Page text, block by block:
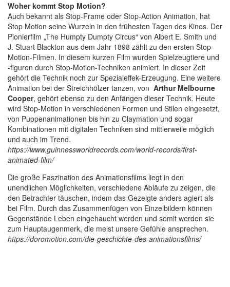
Woher kommt Stop Motion?
Auch bekannt als Stop-Frame oder Stop-Action Animation, hat
Stop Motion seine Wurzeln in den frühesten Tagen des Kinos. Der
Pionierfilm „The Humpty Dumpty Circus“ von Albert E. Smith und
J. Stuart Blackton aus dem Jahr 1898 zählt zu den ersten Stop-
Motion-Filmen. In diesem kurzen Film wurden Spielzeugtiere und
-figuren durch Stop-Motion-Techniken animiert. In dieser Zeit
gehört die Technik noch zur Spezialeffek-Erzeugung. Eine weitere
Animation bei der Streichhölzer tanzen, von Arthur Melbourne
Cooper, gehört ebenso zu den Anfängen dieser Technik. Heute
wird Stop-Motion in verschiedenen Formen und Stilen eingesetzt,
von Puppenanimationen bis hin zu Claymation und sogar
Kombinationen mit digitalen Techniken sind mittlerweile möglich
und auch im Trend.
https://www.guinnessworldrecords.com/world-records/first-
animated-film/
Die große Faszination des Animationsfilms liegt in den
unendlichen Möglichkeiten, verschiedene Abläufe zu zeigen, die
den Betrachter täuschen, indem das Gezeigte anders agiert als
bei Film. Durch das Zusammenfügen von Einzelbildern können
Gegenstände Leben eingehaucht werden und somit werden sie
zum Hauptaugenmerk, die meist unsere Gefühle ansprechen.
https://doromotion.com/die-geschichte-des-animationsfilms/